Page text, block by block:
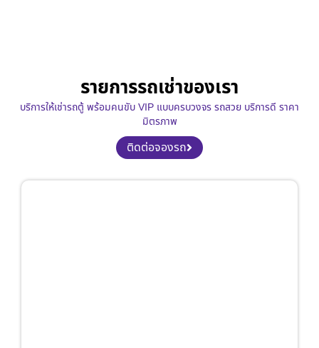
รายการรถเช่าของเรา
บริการให้เช่ารถตู้ พร้อมคนขับ VIP แบบครบวงจร รถสวย บริการดี ราคา
มิตรภาพ
ติดต่อจองรถ